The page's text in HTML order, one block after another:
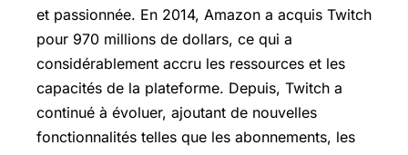
et passionnée. En 2014, Amazon a acquis Twitch
pour 970 millions de dollars, ce qui a
considérablement accru les ressources et les
capacités de la plateforme. Depuis, Twitch a
continué à évoluer, ajoutant de nouvelles
fonctionnalités telles que les abonnements, les